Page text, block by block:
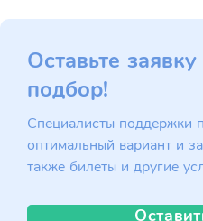
Оставьте
подбор!
Специалисты поддержки
оптимальный вариант и
также билеты и другие